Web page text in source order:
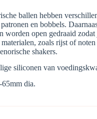
ballen hebben
en bobbels.
worden open gedraaid
zoals rijst of
shakers.
siliconen van
dia.